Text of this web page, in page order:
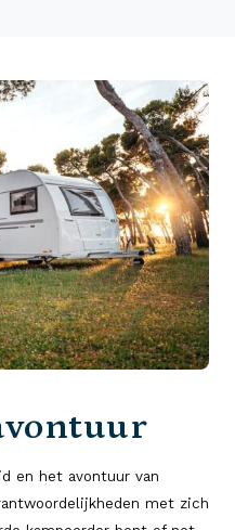
en het avontuur van
met zich